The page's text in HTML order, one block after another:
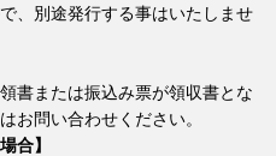
、別途発行する事はいたしませ
書または振込み票が領収書とな
お問い合わせください。
合】